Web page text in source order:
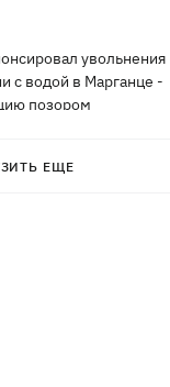
увольнения
с водой в Марганце -
позором
по хоккею получила
ЕЩЕ